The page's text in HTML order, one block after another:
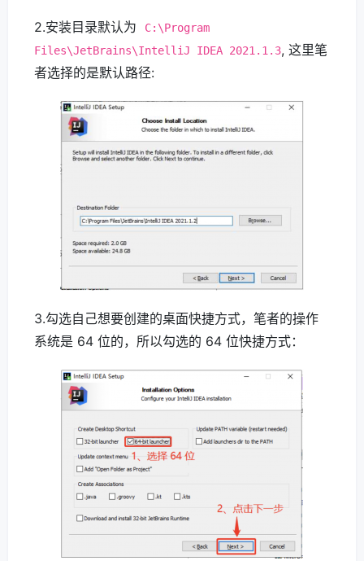
2.安装目录默认为
C:\Program
Files\JetBrains\IntelliJ IDEA 2021.1.3, 这里笔
者选择的是默认路径:
3.勾选自己想要创建的桌面快捷方式，笔者的操作
系统是 64 位的，所以勾选的 64 位快捷方式：